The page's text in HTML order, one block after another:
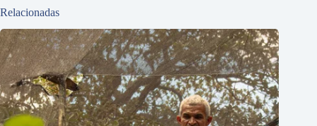
Relacionadas